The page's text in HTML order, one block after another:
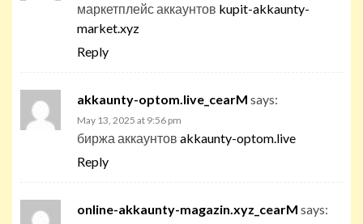
маркетплейс аккаунтов kupit-akkaunty-
market.xyz
Reply
akkaunty-optom.live_cearM says:
May 13, 2025 at 9:56 pm
биржа аккаунтов akkaunty-optom.live
Reply
online-akkaunty-magazin.xyz_cearM says: